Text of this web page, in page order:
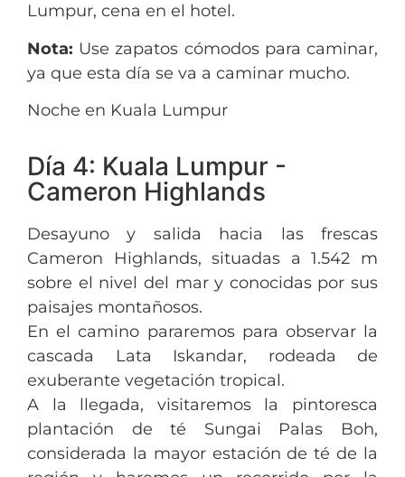
Lumpur, cena en el hotel.
Nota: Use zapatos cómodos para caminar,
ya que esta día se va a caminar mucho.
Noche en Kuala Lumpur
Día 4: Kuala Lumpur -
Cameron Highlands
Desayuno y salida hacia las frescas
Cameron Highlands, situadas a 1.542 m
sobre el nivel del mar y conocidas por sus
paisajes montañosos.
En el camino pararemos para observar la
cascada Lata Iskandar, rodeada de
exuberante vegetación tropical.
A la llegada, visitaremos la pintoresca
plantación de té Sungai Palas Boh,
considerada la mayor estación de té de la